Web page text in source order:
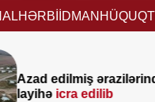
HƏRBİİDMANHÜQUQ
Yeni vəzifəyə
Nağdəliyevin